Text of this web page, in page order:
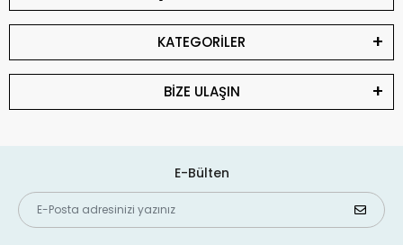
KATEGORİLER
BİZE ULAŞIN
E-Bülten